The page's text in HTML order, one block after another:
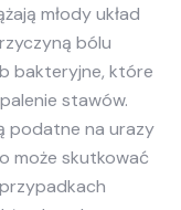
młody układ
bólu
bakteryjne, które
stawów.
podatne na urazy
może skutkować